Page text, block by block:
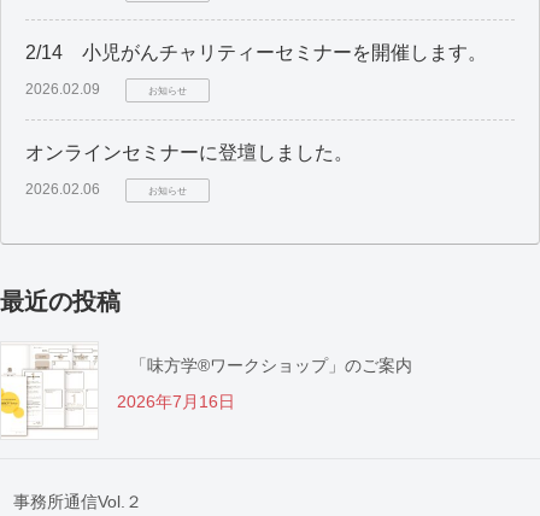
2/14 小児がんチャリティーセミナーを開催します。
2026.02.09 お知らせ
オンラインセミナーに登壇しました。
2026.02.06 お知らせ
最近の投稿
「味方学®ワークショップ」のご案内
2026年7月16日
事務所通信Vol.２